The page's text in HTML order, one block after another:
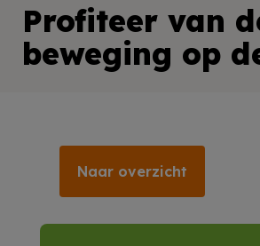
Profiteer van
beweging op
Naar overzicht